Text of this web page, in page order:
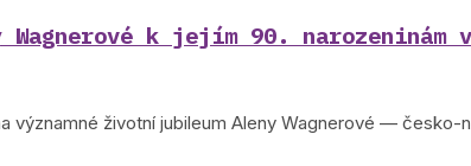
k jejím 90.
významné životní jubileum Aleny Wagnerové —